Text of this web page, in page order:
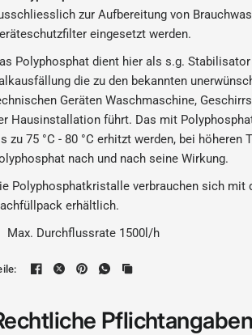
zur Aufbereitung von
eingesetzt werden.
Polyphosphat dient hier als s.g.
die zu den bekannten
Geräten Waschmaschine,
Hausinstallation führt. Das mit
zu 75 °C - 80 °C erhitzt werden, bei höheren
nach und nach seine Wirkung.
Polyphosphatkristalle verbrauchen sich mit
erhältlich.
Max. Durchflussrate 1500l/h